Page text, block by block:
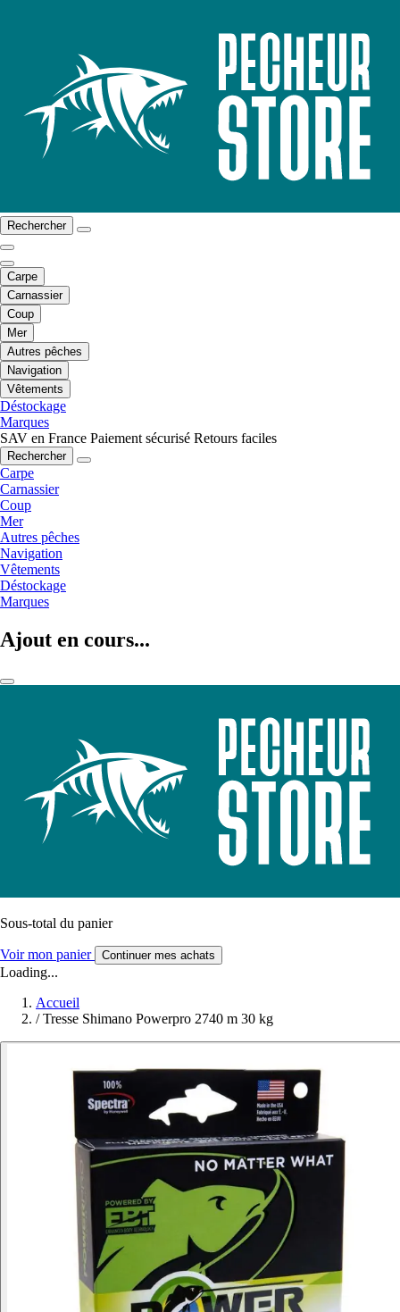
Rechercher
Carpe
Carnassier
Coup
Mer
Autres pêches
Navigation
Vêtements
Déstockage
Marques
SAV en France Paiement sécurisé Retours faciles
Rechercher
Carpe
Carnassier
Coup
Mer
Autres pêches
Navigation
Vêtements
Déstockage
Marques
Ajout en cours...
Sous-total du panier
Voir mon panier Continuer mes achats
Loading...
Accueil
/ Tresse Shimano Powerpro 2740 m 30 kg